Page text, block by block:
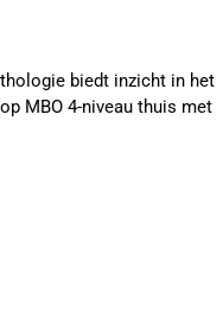
biedt inzicht in het
MBO 4-niveau thuis met